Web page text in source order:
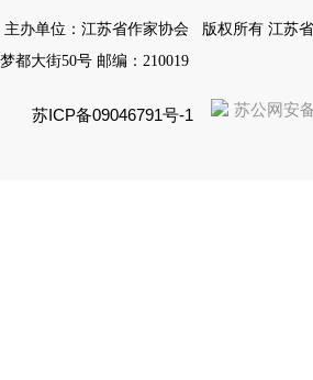
主办单位：江苏省作家协会 版权所有 江苏
梦都大街50号 邮编：210019
苏ICP备09046791号-1 苏公网安